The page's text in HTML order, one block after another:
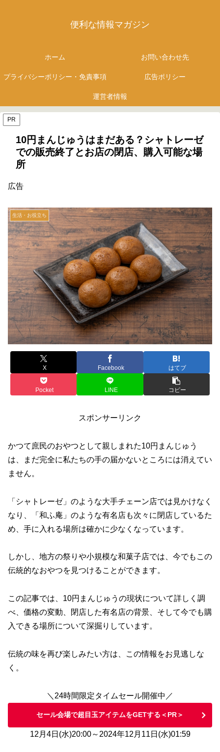
便利な情報マガジン
ホーム お問い合わせ先
プライバシーポリシー・免責事項 広告ポリシー
運営者情報
PR
10円まんじゅうはまだある？シャトレーゼ
での販売終了とお店の閉店、購入可能な場
所
広告
生活・お役立ち
X Facebook はてブ
Pocket LINE コピー
スポンサーリンク
かつて庶民のおやつとして親しまれた10円まんじゅう
は、まだ完全に私たちの手の届かないところには消えてい
ません。
「シャトレーゼ」のような大手チェーン店では見かけなく
なり、「和ふ庵」のような有名店も次々に閉店しているた
め、手に入れる場所は確かに少なくなっています。
しかし、地方の祭りや小規模な和菓子店では、今でもこの
伝統的なおやつを見つけることができます。
この記事では、10円まんじゅうの現状について詳しく調
べ、価格の変動、閉店した有名店の背景、そして今でも購
入できる場所について深掘りしています。
伝統の味を再び楽しみたい方は、この情報をお見逃しな
く。
＼24時間限定タイムセール開催中／
セール会場で超目玉アイテムをGETする＜PR＞
12月4日(水)20:00～2024年12月11日(水)01:59